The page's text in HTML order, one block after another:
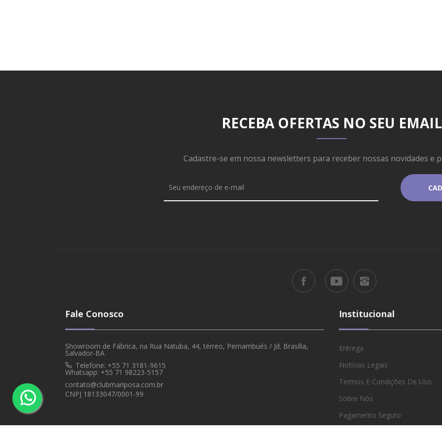
RECEBA OFERTAS NO SEU EMAIL
Cadastre-se em nossa newsletters para receber nossas novidades e
Fale Conosco
Showroom de Fábrica, na Rua Natuba, 44, térreo, Pernambués / Jd. Brasília,
Salvador-BA
Telefone: +55 71 3181-9615
Whatsapp: +55 71 98223-5157
contato@clubmariposa.com.br
CNPJ 18133047/0001-99
Institucional
Entrega
Notícias Legais
Termos E Condições De Uso
Sobre Nós
Pagamento Seguro